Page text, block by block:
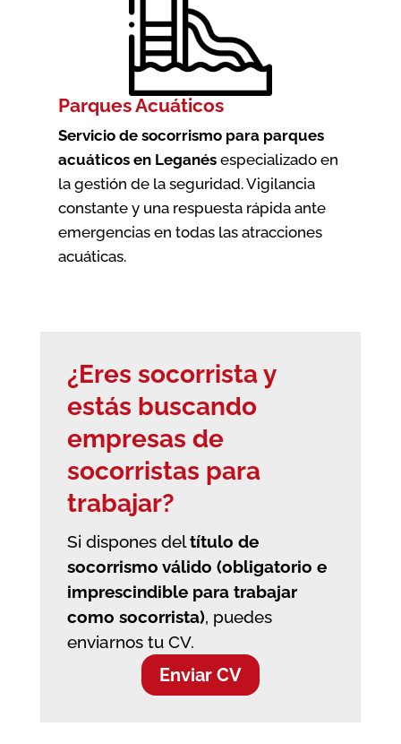
Parques Acuáticos
Servicio de socorrismo para parques
acuáticos en Leganés especializado en
la gestión de la seguridad. Vigilancia
constante y una respuesta rápida ante
emergencias en todas las atracciones
acuáticas.
¿Eres socorrista y
estás buscando
empresas de
socorristas para
trabajar?
Si dispones deltítulo de
socorrismo válido (obligatorio e
imprescindible para trabajar
como socorrista), puedes
enviarnos tu CV.
Enviar CV